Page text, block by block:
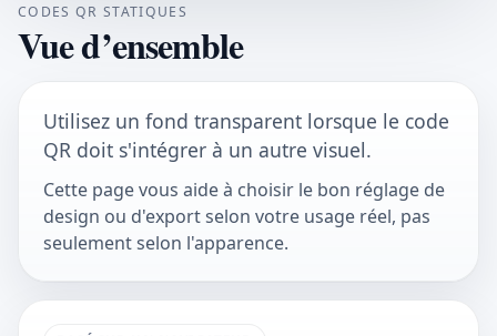
CODES QR STATIQUES
Vue d’ensemble
Utilisez un fond transparent lorsque le code
QR doit s'intégrer à un autre visuel.
Cette page vous aide à choisir le bon réglage de
design ou d'export selon votre usage réel, pas
seulement selon l'apparence.